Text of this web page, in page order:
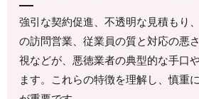
強引な契約促進、不透明な見積もり
の訪問営業、従業員の質と対応の悪
視などが、悪徳業者の典型的な手口
ます。これらの特徴を理解し、慎重